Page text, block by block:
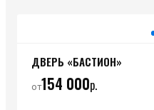
ДВЕРЬ «БАСТИОН»
от154 000р.